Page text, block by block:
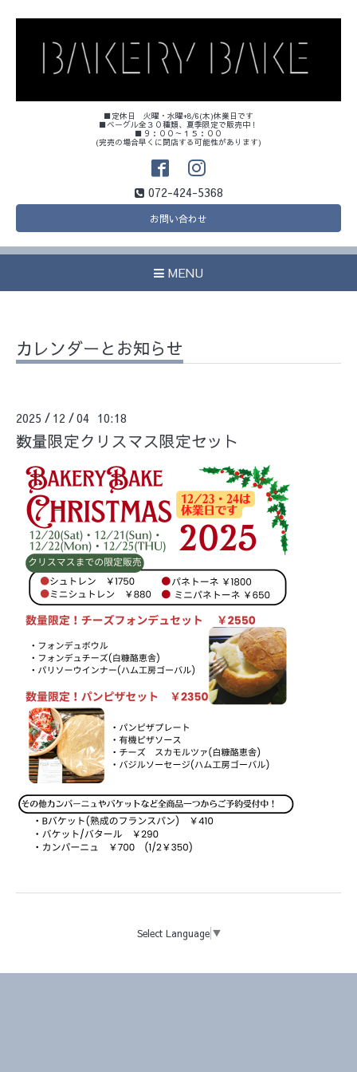
■定休日 火曜・水曜+8/6(木)休業日です
■ベーグル全３０種類、夏季限定で販売中！
■９：００～１５：００
(完売の場合早くに閉店する可能性があります)
072-424-5368
お問い合わせ
MENU
カレンダーとお知らせ
2025 / 12 /04 10:18
数量限定クリスマス限定セット
Select Language ▼